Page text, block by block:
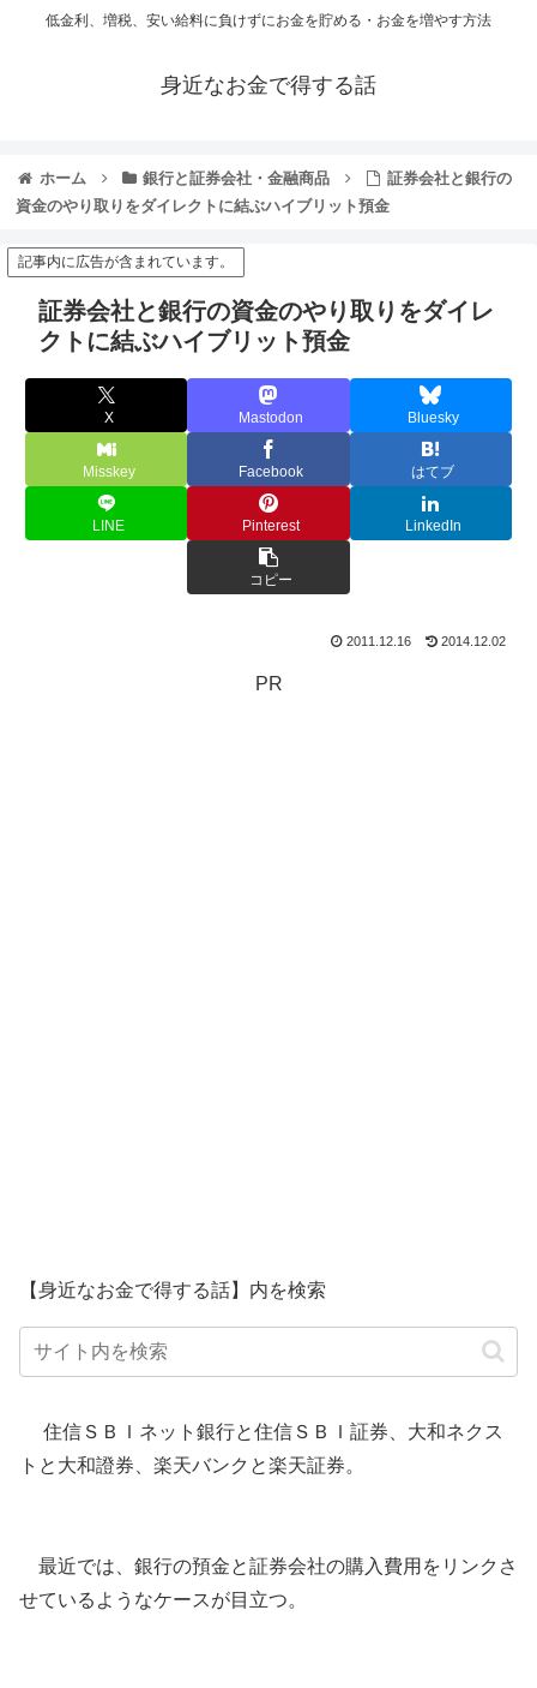
低金利、増税、安い給料に負けずにお金を貯める・お金を増やす方法
身近なお金で得する話
ホーム 銀行と証券会社・金融商品
証券会社と銀行の
資金のやり取りをダイレクトに結ぶハイブリット預金
記事内に広告が含まれています。
証券会社と銀行の資金のやり取りをダイレ
クトに結ぶハイブリット預金
X Mastodon Bluesky
Misskey Facebook はてブ
LINE Pinterest LinkedIn
コピー
2011.12.16 2014.12.02
PR
【身近なお金で得する話】内を検索
住信ＳＢＩネット銀行と住信ＳＢＩ証券、大和ネクス
トと大和證券、楽天バンクと楽天証券。
最近では、銀行の預金と証券会社の購入費用をリンクさ
せているようなケースが目立つ。